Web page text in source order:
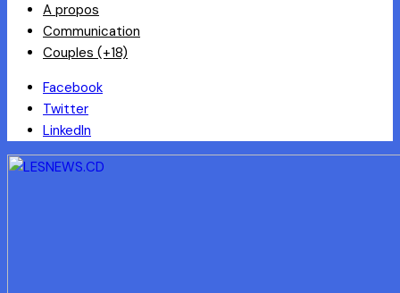
contentA propos
Communication
Couples (+18)
Facebook
Twitter
LinkedIn